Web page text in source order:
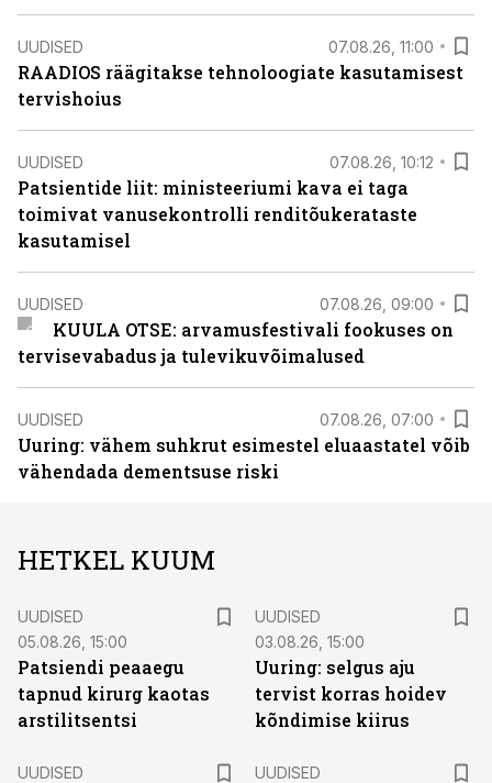
UUDISED 07.08.26, 11:00
RAADIOS räägitakse tehnoloogiate kasutamisest
tervishoius
UUDISED 07.08.26, 10:12
Patsientide liit: ministeeriumi kava ei taga
toimivat vanusekontrolli renditõukerataste
kasutamisel
UUDISED 07.08.26, 09:00
KUULA OTSE: arvamusfestivali fookuses on
tervisevabadus ja tulevikuvõimalused
UUDISED 07.08.26, 07:00
Uuring: vähem suhkrut esimestel eluaastatel võib
vähendada dementsuse riski
HETKEL KUUM
UUDISED
05.08.26, 15:00
Patsiendi peaaegu
tapnud kirurg kaotas
arstilitsentsi
UUDISED
03.08.26, 15:00
Uuring: selgus aju
tervist korras hoidev
kõndimise kiirus
UUDISED
UUDISED